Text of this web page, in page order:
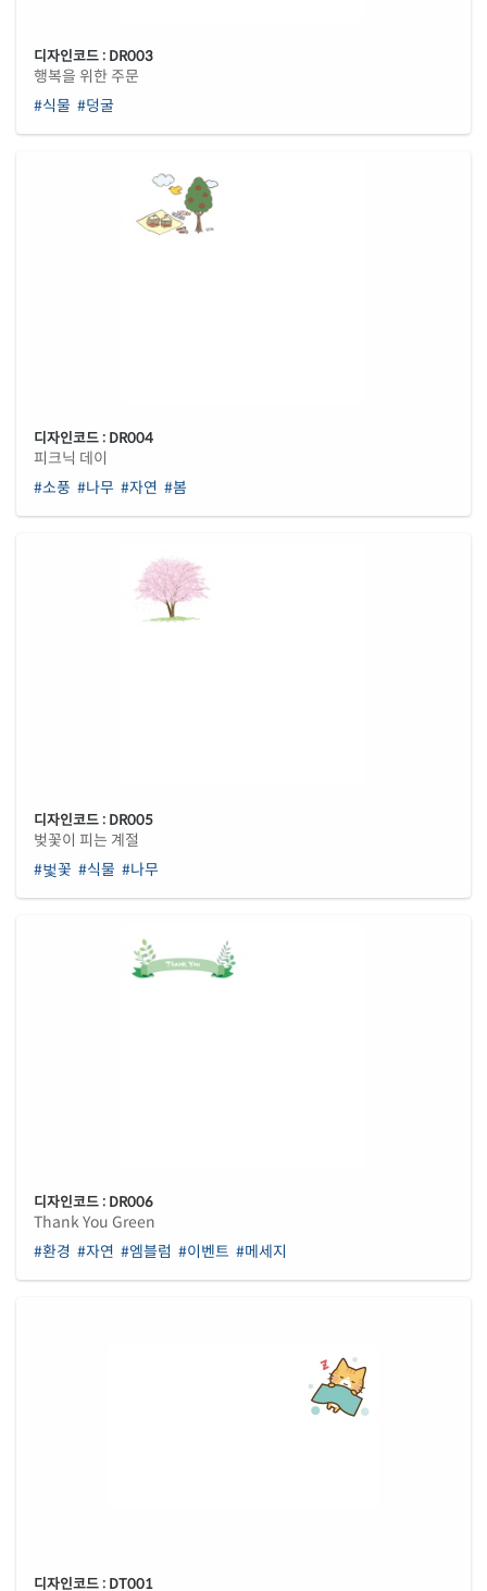
디자인코드 : DR003
행복을 위한 주문
#식물 #덩굴
디자인코드 : DR004
피크닉 데이
#소풍 #나무 #자연 #봄
디자인코드 : DR005
벚꽃이 피는 계절
#벛꽃 #식물 #나무
디자인코드 : DR006
Thank You Green
#환경 #자연 #엠블럼 #이벤트 #메세지
디자인코드 : DT001